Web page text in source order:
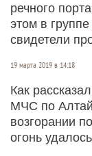
речного
этом в группе
свидетели
19 марта 2019 в 14:18
Как
МЧС по
возгорании
огонь